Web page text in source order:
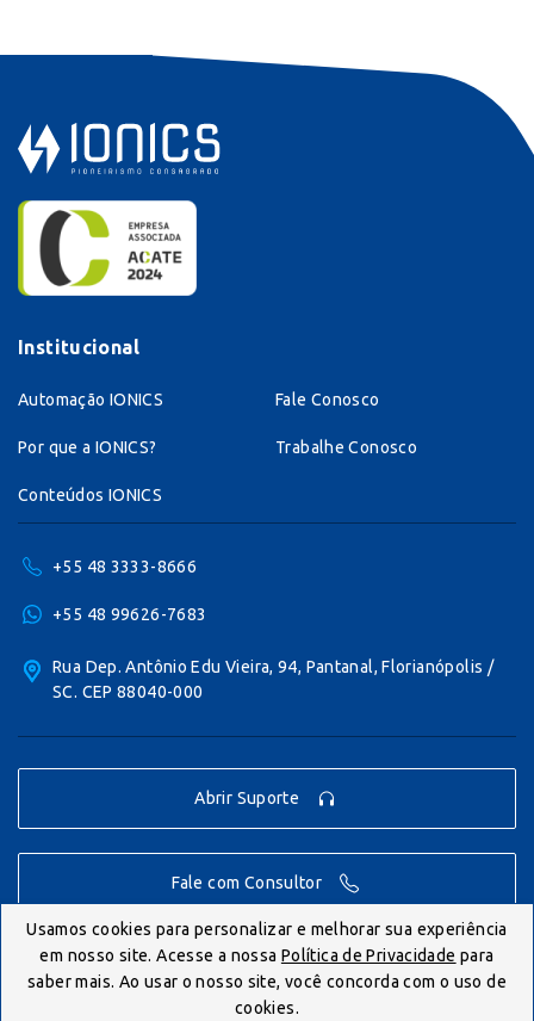
Institucional
Automação IONICS
Por que a IONICS?
Conteúdos IONICS
Fale Conosco
Trabalhe Conosco
+55 48 3333-8666
+55 48 99626-7683
Rua Dep. Antônio Edu Vieira, 94, Pantanal, Florianópolis /
SC. CEP 88040-000
Abrir Suporte
Fale com Consultor
© IONICS 2026 - Todos os direitos reservados.
Politica de Privacidade
Usamos cookies para personalizar e melhorar sua experiência
em nosso site. Acesse a nossa Política de Privacidade para
saber mais. Ao usar o nosso site, você concorda com o uso de
cookies.